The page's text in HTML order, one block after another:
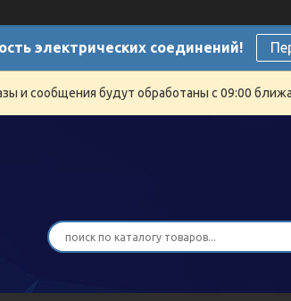
электрических соединений!
и сообщения будут обработаны с 09:00